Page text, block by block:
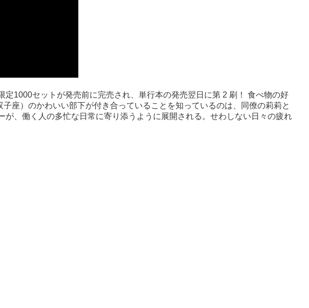
1000セットが発売前に完売され、単行本の発売翌日に第 2 刷！ 食べ物の好
座）のかわいい部下が付き合っていることを知っているのは、同僚の莉莉と
、働く人の多忙な日常に寄り添うように展開される。せわしない日々の疲れ